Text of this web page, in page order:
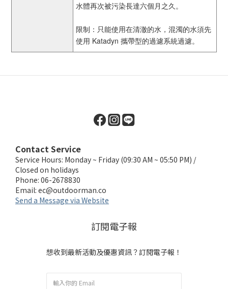
水體再次被污染長達六個月之久。
限制：只能使用在清澈的水，混濁的水須先
使用 Katadyn 攜帶型的過濾系統過濾。
Contact Service
Service Hours: Monday ~ Friday (09:30 AM ~ 05:50 PM) /
Closed on holidays
Phone: 06-2678830
Email: ec@outdoorman.co
Send a Message via Website
訂閱電子報
想收到最新活動及優惠資訊？訂閱電子報！